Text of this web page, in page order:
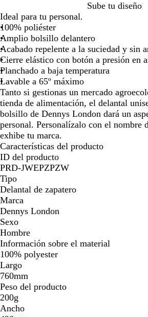
e
r
d
e
b
o
t
e
l
l
a
z
u
l
m
a
r
i
n
o
e
r
d
e
h
i
e
r
b
a
r
i
s
u
r
d
e
o
s
e
g
r
o
a
y
a
l
a
n
c
o
o
s
a
e
l
é
c
t
r
i
c
o
o
j
o
e
r
d
e
a
c
e
i
t
u
n
a
Sube tu diseño
Ideal para tu personal.
100% poliéster
Amplio bolsillo delantero
Acabado repelente a la suciedad y sin
Cierre elástico con botón a presión en
Planchado a baja temperatura
Lavable a 65º máximo
Tanto si gestionas un mercado
tienda de alimentación, el delantal
bolsillo de Dennys London dará un
personal. Personalízalo con el nombre
exhibe tu marca.
Características del producto
ID del producto
PRD-JWEPZPZW
Tipo
Delantal de zapatero
Marca
Dennys London
Sexo
Hombre
Información sobre el material
100% polyester
Largo
760mm
Peso del producto
200g
Ancho